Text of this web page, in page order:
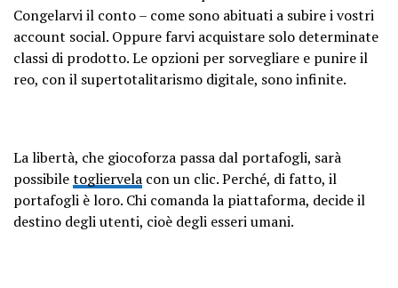
Congelarvi il conto – come sono abituati a subire i vostri
account social. Oppure farvi acquistare solo determinate
classi di prodotto. Le opzioni per sorvegliare e punire il
reo, con il supertotalitarismo digitale, sono infinite.
La libertà, che giocoforza passa dal portafogli, sarà
possibiletogliervela con un clic. Perché, di fatto, il
portafogli è loro. Chi comanda la piattaforma, decide il
destino degli utenti, cioè degli esseri umani.